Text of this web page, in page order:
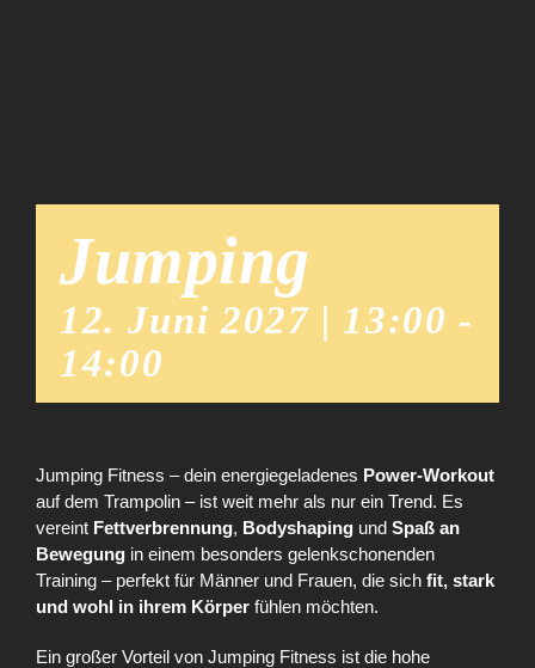
Jumping
12. Juni 2027 | 13:00 -
14:00
Jumping Fitness – dein energiegeladenes Power-Workout
auf dem Trampolin – ist weit mehr als nur ein Trend. Es
vereint Fettverbrennung, Bodyshaping und Spaß an
Bewegung in einem besonders gelenkschonenden
Training – perfekt für Männer und Frauen, die sich fit, stark
und wohl in ihrem Körper fühlen möchten.
Ein großer Vorteil von Jumping Fitness ist die hohe